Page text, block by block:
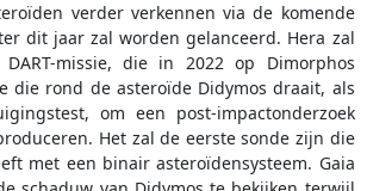
verder verkennen via de komende
dit jaar zal worden gelanceerd. Hera zal
DART-missie, die in 2022 op Dimorphos
die rond de asteroïde Didymos draait, als
om een post-impactonderzoek
Het zal de eerste sonde zijn die
met een binair asteroïdensysteem. Gaia